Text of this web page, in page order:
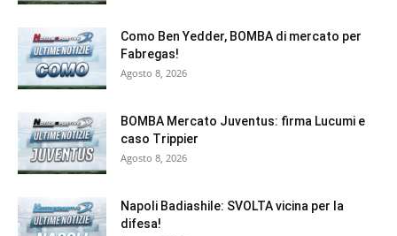
Como Ben Yedder, BOMBA di mercato per
Fabregas!
Agosto 8, 2026
BOMBA Mercato Juventus: firma Lucumi e
caso Trippier
Agosto 8, 2026
Napoli Badiashile: SVOLTA vicina per la
difesa!